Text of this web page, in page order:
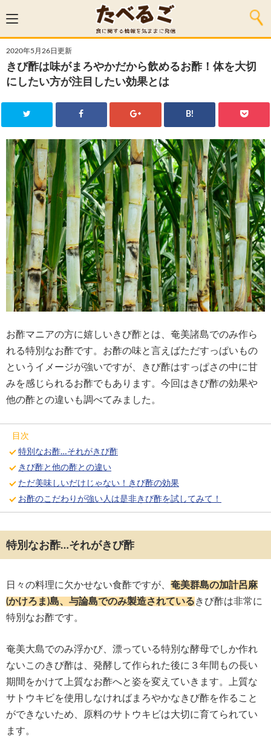
2020年5月26日更新
きび酢は味がまろやかだから飲めるお酢！体を大切
にしたい方が注目したい効果とは
B!
お酢マニアの方に嬉しいきび酢とは、奄美諸島でのみ作ら
れる特別なお酢です。お酢の味と言えばただすっぱいもの
というイメージが強いですが、きび酢はすっぱさの中に甘
みを感じられるお酢でもあります。今回はきび酢の効果や
他の酢との違いも調べてみました。
目次
特別なお酢…それがきび酢
きび酢と他の酢との違い
ただ美味しいだけじゃない！きび酢の効果
お酢のこだわりが強い人は是非きび酢を試してみて！
特別なお酢…それがきび酢
日々の料理に欠かせない食酢ですが、 奄美群島の加計呂麻
(かけろま)島、与論島でのみ製造されているきび酢は非常に
特別なお酢です。
奄美大島でのみ浮かび、漂っている特別な酵母でしか作れ
ないこのきび酢は、発酵して作られた後に３年間もの長い
期間をかけて上質なお酢へと姿を変えていきます。上質な
サトウキビを使用しなければまろやかなきび酢を作ること
ができないため、原料のサトウキビは大切に育てられてい
ます。